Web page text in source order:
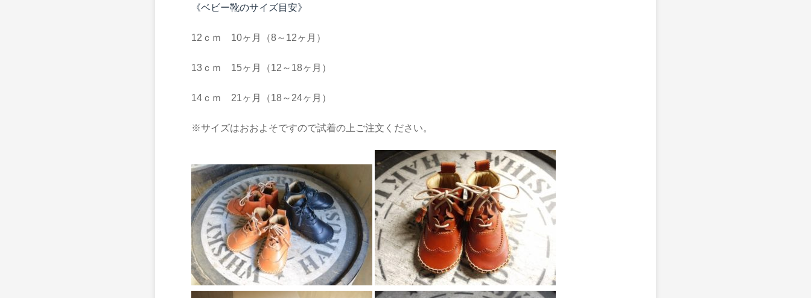
《ベビー靴のサイズ目安》
12ｃｍ 10ヶ月（8～12ヶ月）
13ｃｍ 15ヶ月（12～18ヶ月）
14ｃｍ 21ヶ月（18～24ヶ月）
※サイズはおおよそですので試着の上ご注文ください。